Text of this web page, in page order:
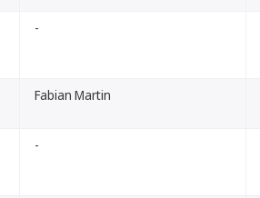
-
Fabian Martin
-